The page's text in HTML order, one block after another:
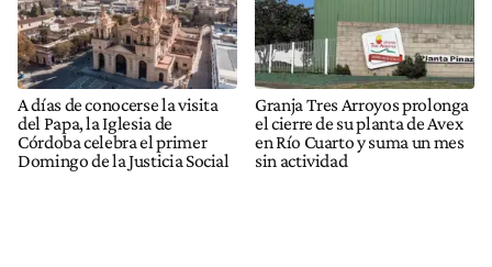
A días de conocerse la visita
del Papa, la Iglesia de
Córdoba celebra el primer
Domingo de la Justicia Social
Granja Tres Arroyos prolonga
el cierre de su planta de Avex
en Río Cuarto y suma un mes
sin actividad